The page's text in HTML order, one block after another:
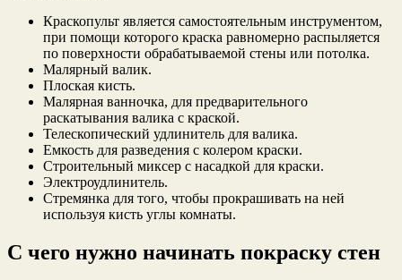
Краскопульт является самостоятельным инструментом,
при помощи которого краска равномерно распыляется
по поверхности обрабатываемой стены или потолка.
Малярный валик.
Плоская кисть.
Малярная ванночка, для предварительного
раскатывания валика с краской.
Телескопический удлинитель для валика.
Емкость для разведения с колером краски.
Строительный миксер с насадкой для краски.
Электроудлинитель.
Стремянка для того, чтобы прокрашивать на ней
используя кисть углы комнаты.
С чего нужно начинать покраску стен